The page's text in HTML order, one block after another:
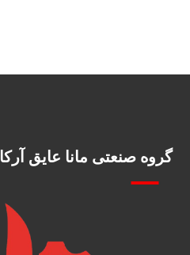
گروه صنعتی مانا عایق آرکا